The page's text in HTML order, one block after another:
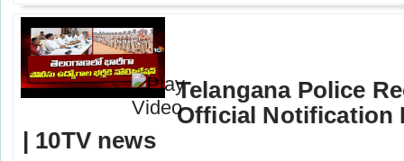
Telangana Police
Official Notification
| 10TV news